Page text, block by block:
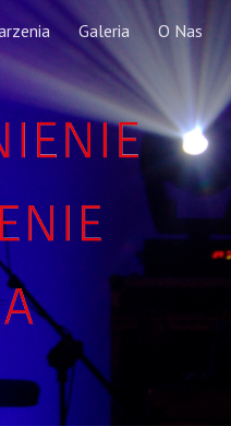
Galeria O Nas